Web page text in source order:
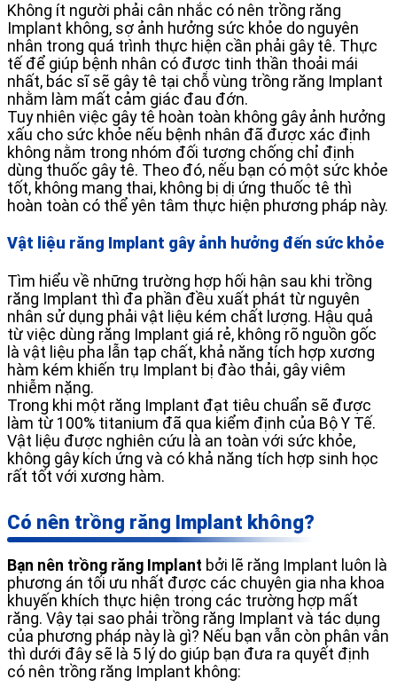
Không ít người phải cân nhắc có nên trồng răng
Implant không, sợ ảnh hưởng sức khỏe do nguyên
nhân trong quá trình thực hiện cần phải gây tê. Thực
tế để giúp bệnh nhân có được tinh thần thoải mái
nhất, bác sĩ sẽ gây tê tại chỗ vùng trồng răng Implant
nhằm làm mất cảm giác đau đớn.
Tuy nhiên việc gây tê hoàn toàn không gây ảnh hưởng
xấu cho sức khỏe nếu bệnh nhân đã được xác định
không nằm trong nhóm đối tượng chống chỉ định
dùng thuốc gây tê. Theo đó, nếu bạn có một sức khỏe
tốt, không mang thai, không bị dị ứng thuốc tê thì
hoàn toàn có thể yên tâm thực hiện phương pháp này.
Vật liệu răng Implant gây ảnh hưởng đến sức khỏe
Tìm hiểu về những trường hợp hối hận sau khi trồng
răng Implant thì đa phần đều xuất phát từ nguyên
nhân sử dụng phải vật liệu kém chất lượng. Hậu quả
từ việc dùng răng Implant giá rẻ, không rõ nguồn gốc
là vật liệu pha lẫn tạp chất, khả năng tích hợp xương
hàm kém khiến trụ Implant bị đào thải, gây viêm
nhiễm nặng.
Trong khi một răng Implant đạt tiêu chuẩn sẽ được
làm từ 100% titanium đã qua kiểm định của Bộ Y Tế.
Vật liệu được nghiên cứu là an toàn với sức khỏe,
không gây kích ứng và có khả năng tích hợp sinh học
rất tốt với xương hàm.
Có nên trồng răng Implant không?
Bạn nên trồng răng Implant bởi lẽ răng Implant luôn là
phương án tối ưu nhất được các chuyên gia nha khoa
khuyến khích thực hiện trong các trường hợp mất
răng. Vậy tại sao phải trồng răng Implant và tác dụng
của phương pháp này là gì? Nếu bạn vẫn còn phân vân
thì dưới đây sẽ là 5 lý do giúp bạn đưa ra quyết định
có nên trồng răng Implant không: